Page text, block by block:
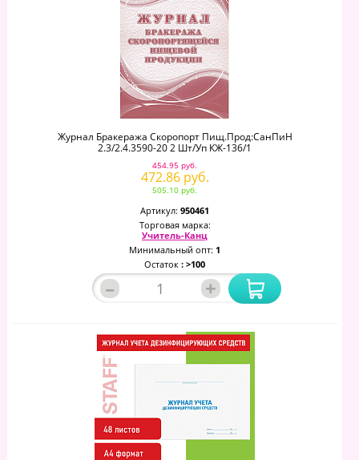
Журнал Бракеража Скоропорт Пищ.прод:СанПиН
2.3/2.4.3590-20 2 Шт/уп КЖ-136/1
454.95 руб.
472.86 руб.
505.10 руб.
Артикул: 950461
Торговая марка:
Учитель-Канц
Минимальный опт: 1
Остаток : >100
– +